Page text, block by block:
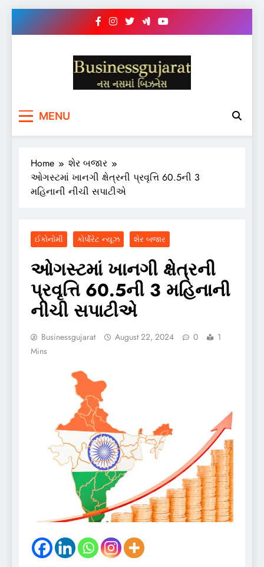
BUSINESS GUJARAT
MENU
Home
શેર બજાર
ઓગસ્ટમાં ખાનગી ક્ષેત્રની પ્રવૃત્તિ 60.5ની 3
મહિનાની નીચી સપાટીએ
ઈકોનોમી કોર્પોરેટ ન્યૂઝ શેર બજાર
ઓગસ્ટમાં ખાનગી ક્ષેત્રની
પ્રવૃત્તિ 60.5ની 3 મહિનાની
નીચી સપાટીએ
Businessgujarat August 22, 2024 0
1
Mins